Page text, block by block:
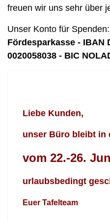
freuen wir uns sehr über
Unser Konto für Spenden:
Fördesparkasse - IBAN
0020058038 - BIC
Liebe Kunden,
unser Büro bleibt in
vom 22.-26.
urlaubsbedingt
Euer Tafelteam